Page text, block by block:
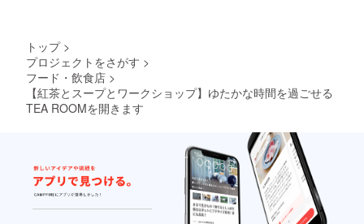
トップ >
プロジェクトをさがす >
フード・飲食店 >
【紅茶とスープとワークショップ】ゆたかな時間を過ごせる
TEA ROOMを開きます